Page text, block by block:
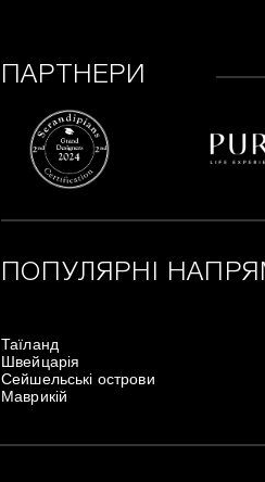
ПАРТНЕРИ
ПОПУЛЯРНІ
Таїланд
Швейцарія
Сейшельські острови
Маврикій